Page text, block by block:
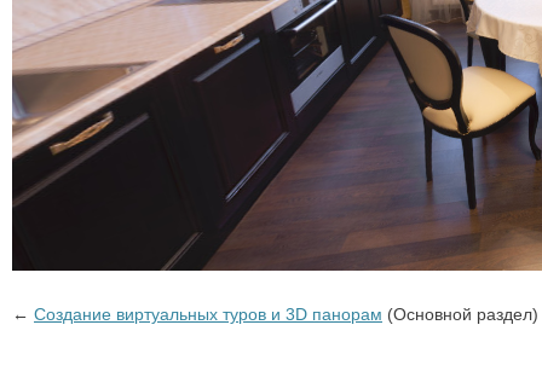
← Создание виртуальных туров и 3D панорам (Основной раздел)